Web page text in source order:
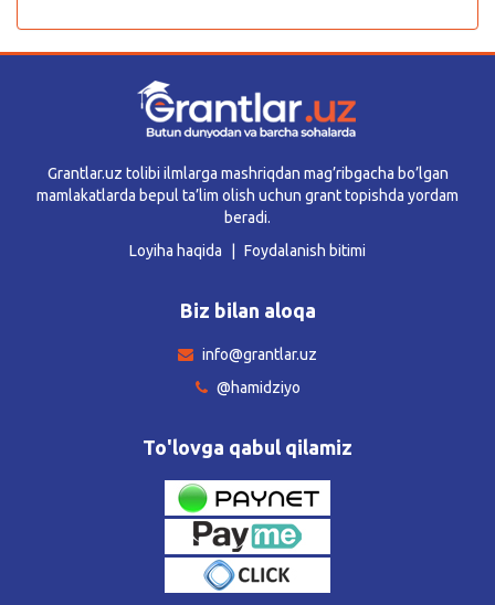
Grantlar.uz tolibi ilmlarga mashriqdan mag’ribgacha bo’lgan
mamlakatlarda bepul ta’lim olish uchun grant topishda yordam
beradi.
Loyiha haqida
Foydalanish bitimi
Biz bilan aloqa
info@grantlar.uz
@hamidziyo
To'lovga qabul qilamiz